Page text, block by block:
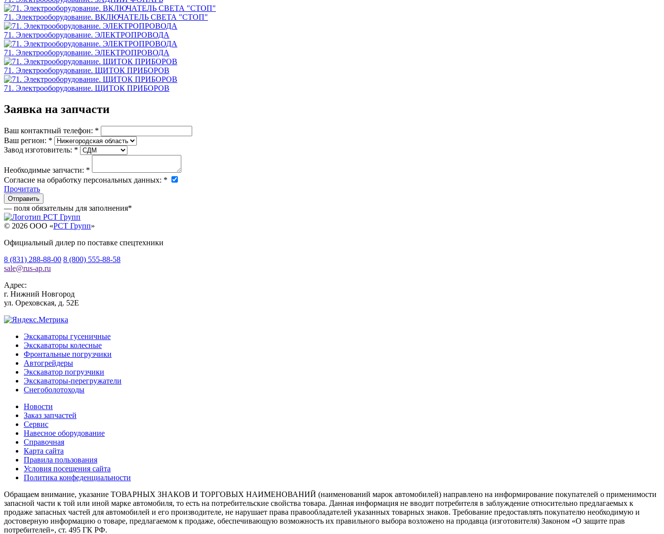
71. Электрооборудование. ВКЛЮЧАТЕЛЬ СВЕТА "СТОП"
71. Электрооборудование. ЭЛЕКТРОПРОВОДА
71. Электрооборудование. ЭЛЕКТРОПРОВОДА
71. Электрооборудование. ЩИТОК ПРИБОРОВ
71. Электрооборудование. ЩИТОК ПРИБОРОВ
Заявка на запчасти
Ваш контактный телефон: *
Ваш регион: *
Завод изготовитель: *
Необходимые запчасти: *
Согласие на обработку персональных данных: *
Прочитать
— поля обязательны для заполнения*
© 2026 OOO «РСТ Групп»
Официальный дилер по поставке спецтехники
8 (831) 288-88-00 8 (800) 555-88-58
sale@rus-ap.ru
Адрес:
г. Нижний Новгород
ул. Ореховская, д. 52Е
Экскаваторы гусеничные
Экскаваторы колесные
Фронтальные погрузчики
Автогрейдеры
Экскаватор погрузчики
Экскаваторы-перегружатели
Снегоболотоходы
Новости
Заказ запчастей
Сервис
Навесное оборудование
Справочная
Карта сайта
Правила пользования
Условия посещения сайта
Политика конфеденциальности
Обращаем внимание, указание ТОВАРНЫХ ЗНАКОВ И ТОРГОВЫХ НАИМЕНОВАНИЙ (наименований марок автомобилей) направлено на информирование покупателей о применимости
запасной части к той или иной марке автомобиля, то есть на потребительские свойства товара. Данная информация не вводит потребителя в заблуждение относительно предлагаемых к
продаже запасных частей для автомобилей и его производителе, не нарушает права правообладателей указанных товарных знаков. Требование предоставлять покупателю необходимую и
достоверную информацию о товаре, предлагаемом к продаже, обеспечивающую возможность их правильного выбора возложено на продавца (изготовителя) Законом «О защите прав
потребителей», ст. 495 ГК РФ.